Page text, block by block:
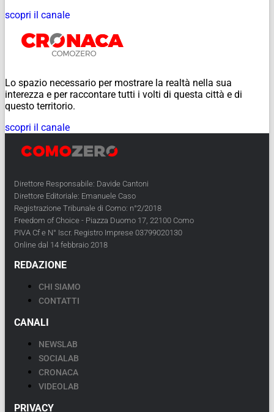
scopri il canale
Lo spazio necessario per mostrare la realtà nella sua
interezza e per raccontare tutti i volti di questa città e di
questo territorio.
scopri il canale
Direttore Responsabile: Davide Cantoni
Direttore Editoriale: Emanuele Caso
Registrazione Tribunale di Como: n°2/2018
Freedom of Choice - Piazza Duomo 17, 22100 Como
PIVA Cf e N° Iscr. Registro Imprese 03799020130
Online dal 14 febbraio 2018
REDAZIONE
CHI SIAMO
CONTATTI
CANALI
NEWSLAB
SOCIALAB
CRONACA
VIDEOLAB
PRIVACY